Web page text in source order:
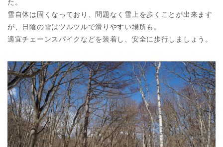
た。
雪自体は固くなっており、問題なく雪上を歩くことが出来ます
が、日陰の雪はツルツルで滑りやすい場所も。
適宜チェーンスパイクなどを装着し、安全に歩行しましょう。